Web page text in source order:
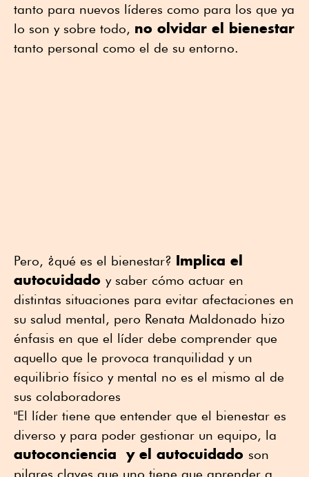
tanto para nuevos líderes como para los que ya
lo son y sobre todo, no olvidar el bienestar
tanto personal como el de su entorno.
Pero, ¿qué es el bienestar? Implica el
autocuidado y saber cómo actuar en
distintas situaciones para evitar afectaciones en
su salud mental, pero Renata Maldonado hizo
énfasis en que el líder debe comprender que
aquello que le provoca tranquilidad y un
equilibrio físico y mental no es el mismo al de
sus colaboradores
"El líder tiene que entender que el bienestar es
diverso y para poder gestionar un equipo, la
autoconciencia y el autocuidado son
pilares claves que uno tiene que aprender a